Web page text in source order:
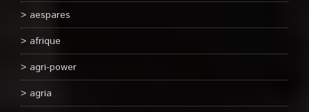
aespares
afrique
agri-power
agria